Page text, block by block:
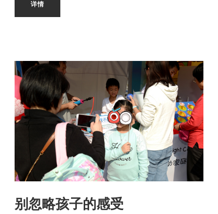
详情
别忽略孩子的感受